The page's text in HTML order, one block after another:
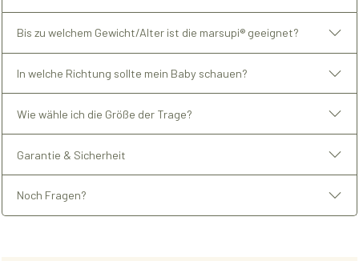
Bis zu welchem Gewicht/Alter ist die marsupi® geeignet?
In welche Richtung sollte mein Baby schauen?
Wie wähle ich die Größe der Trage?
Garantie & Sicherheit
Noch Fragen?